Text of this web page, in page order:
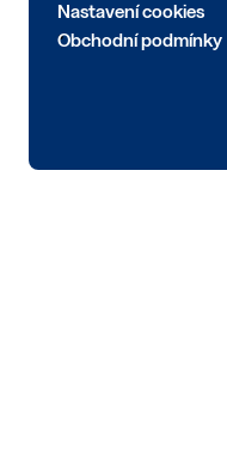
Nastavení cookies
Obchodní podmínky